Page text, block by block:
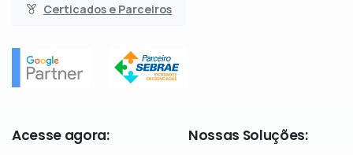
Certicados e Parceiros
Acesse agora: Nossas Soluções: